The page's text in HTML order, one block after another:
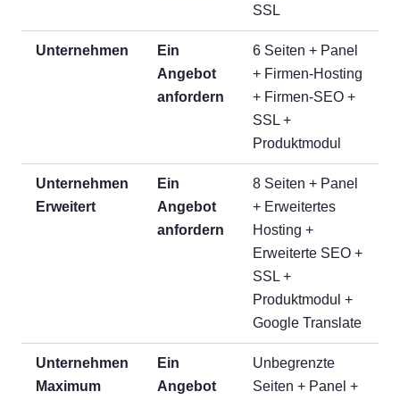
SSL
Unternehmen
Ein
Angebot
anfordern
6 Seiten + Panel
+ Firmen-Hosting
+ Firmen-SEO +
SSL +
Produktmodul
Unternehmen
Erweitert
Ein
Angebot
anfordern
8 Seiten + Panel
+ Erweitertes
Hosting +
Erweiterte SEO +
SSL +
Produktmodul +
Google Translate
Unternehmen
Maximum
Ein
Angebot
Unbegrenzte
Seiten + Panel +